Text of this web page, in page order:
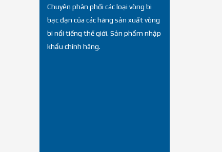
Chuyên phân phối các loại vòng bi
bạc đạn của các hãng sản xuất vòng
bi nổi tiếng thế giới. Sản phẩm nhập
khẩu chính hãng.